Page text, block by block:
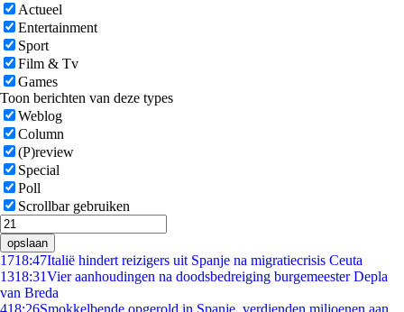
Actueel
Entertainment
Sport
Film & Tv
Games
Toon berichten van deze types
Weblog
Column
(P)review
Special
Poll
Scrollbar gebruiken
opslaan
1718:47Italië hindert reizigers uit Spanje na migratiecrisis Ceuta
1318:31Vier aanhoudingen na doodsbedreiging burgemeester Depla
van Breda
418:26Smokkelbende opgerold in Spanje, verdienden miljoenen aan